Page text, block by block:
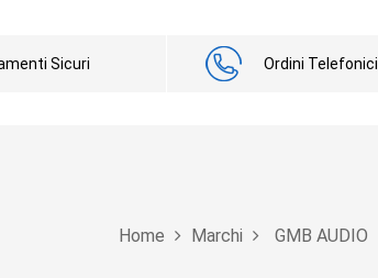
Sicuri Ordini Telefonici
Home Marchi GMB AUDIO